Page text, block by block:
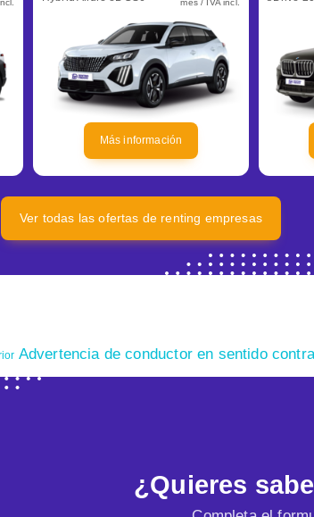
Más información
Ver todas las ofertas de renting empresas
Advertencia de conductor en sentido
¿Quieres